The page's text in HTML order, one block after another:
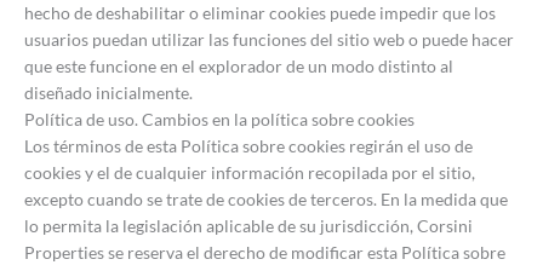
hecho de deshabilitar o eliminar cookies puede impedir que los
usuarios puedan utilizar las funciones del sitio web o puede hacer
que este funcione en el explorador de un modo distinto al
diseñado inicialmente.
Política de uso. Cambios en la política sobre cookies
Los términos de esta Política sobre cookies regirán el uso de
cookies y el de cualquier información recopilada por el sitio,
excepto cuando se trate de cookies de terceros. En la medida que
lo permita la legislación aplicable de su jurisdicción, Corsini
Properties se reserva el derecho de modificar esta Política sobre